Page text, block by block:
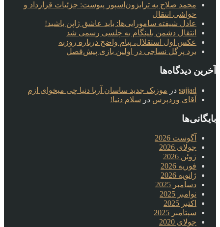
محمد صلاح به ترابزون‌اسپور پیوست: جزئیات قرارداد و
حواشی انتقال
عادل شیفته سامورایی‌ها: باید عاشق ژاپن باشید!
انتقال دشمن بلینگام به چلسی رسمی شد
عکس اول استقلال، پیام واضح درباره روزبه
برد پرگل نساجی در اولین بازی پیش‌فصل
آخرین دیدگاه‌ها
sajjad در موزیک جدید ساسان آریا دنیا چی میخوای ازم
آقای وردپرس در سلام دنیا!
بایگانی‌ها
آگوست 2026
جولای 2026
ژوئن 2026
فوریه 2026
ژانویه 2026
دسامبر 2025
نوامبر 2025
اکتبر 2025
سپتامبر 2025
جولای 2020